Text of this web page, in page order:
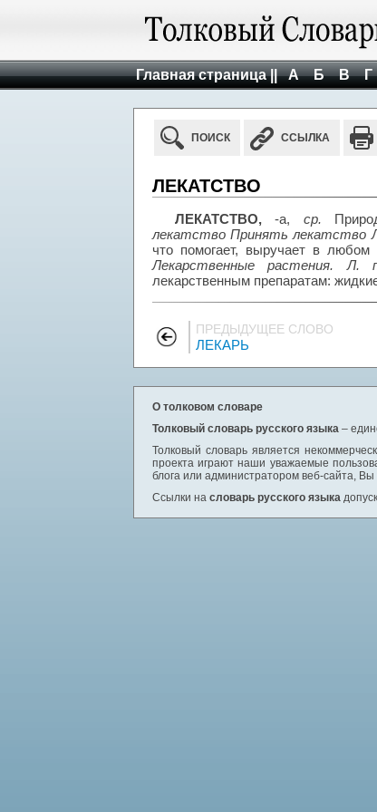
Главная страница || А Б В Г
ПОИСК ССЫЛКА
ЛЕКАТСТВО
ЛЕКАТСТВО, -а, ср.
лекатство Принять лекатство
что помогает, выручает в
Лекарственные растения. Л.
лекарственным препаратам:
ПРЕДЫДУЩЕЕ СЛОВО
ЛЕКАРЬ
О толковом словаре
Толковый словарь русского языка –
Толковый словарь является
проекта играют наши уважаемые
блога или администратором веб-сайта,
Ссылки на словарь русского языка